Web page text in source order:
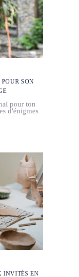
SON
pour ton
d'énigmes
INVITÉS EN